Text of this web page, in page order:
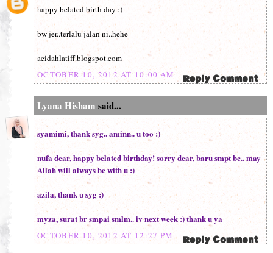
happy belated birth day :)
bw jer..terlalu jalan ni..hehe
aeidahlatiff.blogspot.com
OCTOBER 10, 2012 AT 10:00 AM
Lyana Hisham said...
syamimi, thank syg.. aminn.. u too :)
nufa dear, happy belated birthday! sorry dear, baru smpt bc.. may
Allah will always be with u :)
azila, thank u syg :)
myza, surat br smpai smlm.. iv next week :) thank u ya
OCTOBER 10, 2012 AT 12:27 PM